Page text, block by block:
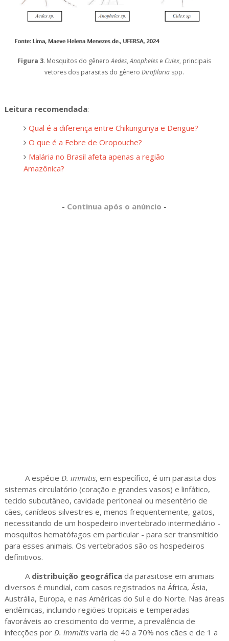
Figura 3. Mosquitos do gêneroAedes,Anopheles e Culex, principais
vetores dos parasitas do gêneroDirofilaria spp.
Leitura recomendada:
Qual é a diferença entre Chikungunya e Dengue?
O que é a Febre de Oropouche?
Malária no Brasil afeta apenas a região
Amazônica?
- Continua após o anúncio -
A espécie D. immitis, em específico, é um parasita dos
sistemas circulatório (coração e grandes vasos) e linfático,
tecido subcutâneo, cavidade peritoneal ou mesentério de
cães, canídeos silvestres e, menos frequentemente, gatos,
necessitando de um hospedeiro invertebrado intermediário -
mosquitos hematófagos em particular - para ser transmitido
para esses animais. Os vertebrados são os hospedeiros
definitivos.
A distribuição geográficada parasitose em animais
diversos é mundial, com casos registrados na África, Ásia,
Austrália, Europa, e nas Américas do Sul e do Norte. Nas áreas
endêmicas, incluindo regiões tropicais e temperadas
favoráveis ao crescimento do verme, a prevalência de
infecções porD. immitisvaria de 40 a 70% nos cães e de 1 a